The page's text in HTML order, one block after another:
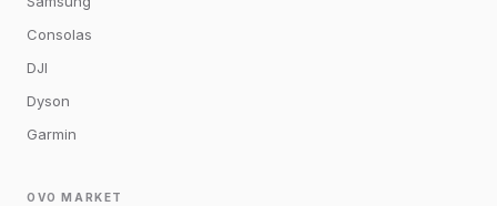
Consolas
DJI
Dyson
Garmin
OVO MARKET